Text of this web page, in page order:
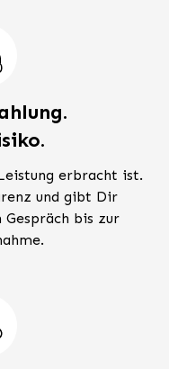
erbracht ist.
und gibt Dir
bis zur